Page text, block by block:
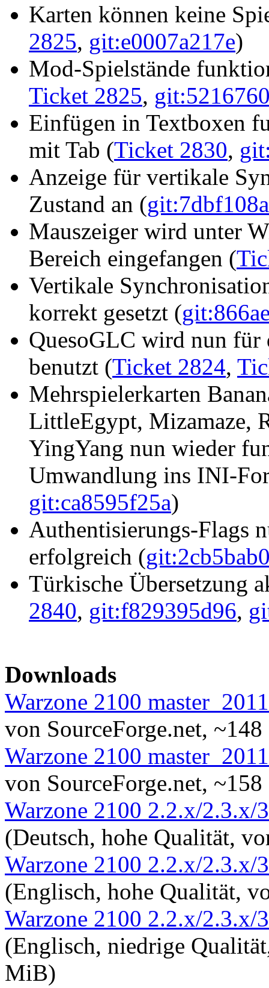
Karten können keine
2825, git:e0007a217e)
Mod-Spielstände
Ticket 2825,
Einfügen in Textboxen
mit Tab (Ticket 2830,
Anzeige für vertikale
Zustand an (
Mauszeiger wird unter
Bereich eingefangen (
Vertikale
korrekt gesetzt (
QuesoGLC wird nun für
benutzt (Ticket 2824,
Mehrspielerkarten
LittleEgypt, Mizamaze,
YingYang nun wieder
Umwandlung ins INI-
git:ca8595f25a)
Authentisierungs-Flags
erfolgreich (
Türkische Übersetzung
2840, git:f829395d96,
Downloads
Warzone 2100
von SourceForge.net,
Warzone 2100
von SourceForge.net,
Warzone 2100 2.2.x/2.3.x/
(Deutsch, hohe Qualität,
Warzone 2100 2.2.x/2.3.x/
(Englisch, hohe Qualität,
Warzone 2100 2.2.x/2.3.x/
(Englisch, niedrige
MiB)